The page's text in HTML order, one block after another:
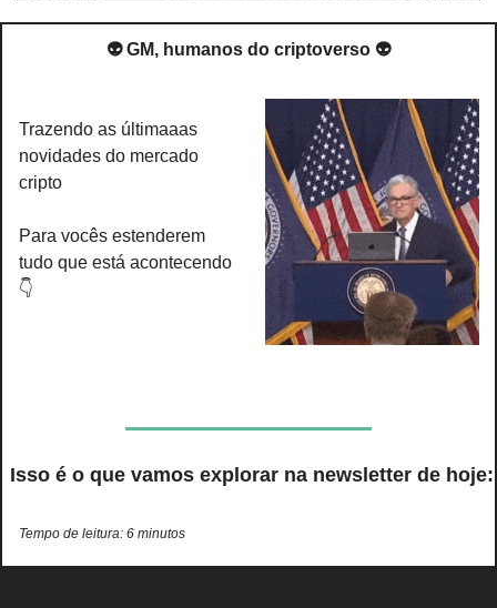
👽 GM, humanos do criptoverso 👽
Trazendo as últimaaas
novidades do mercado
cripto
Para vocês estenderem
tudo que está acontecendo
👇
Isso é o que vamos explorar na newsletter de hoje:
Tempo de leitura: 6 minutos